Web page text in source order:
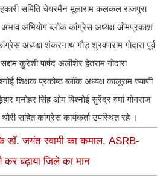
समिति चेयरमैन मूलाराम कलकल राजपुरा
अभियोग ब्लॉक कांग्रेस अध्यक्ष ओमप्रकाश
अध्यक्ष शंकरनाथ गौड़ श्रवणराम गोदारा पूर्व
कुरेशी पार्षद अलीशेर हेतराम गोदारा
शिक्षक प्रकोष्ठ ब्लॉक अध्यक्ष कालूराम ज्याणी
मनोहर सिंह ओम बिश्नोई सुरेंद्र वर्मा गोगराज
सहित कांग्रेस कार्यकर्ता उपस्थित रहे ।
डॉ. जयंत स्वामी का कमाल, ASRB-
कर बढ़ाया जिले का मान